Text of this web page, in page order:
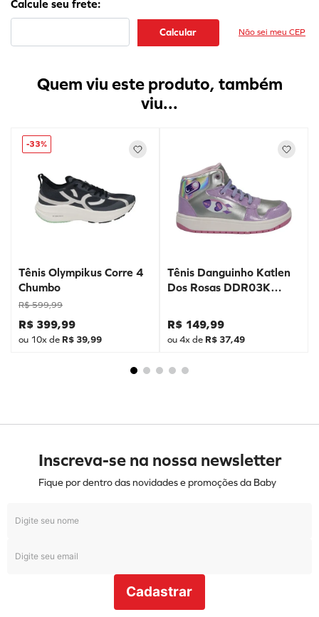
Não sei meu CEP
Quem viu este produto, também
viu...
-33%
Tênis Olympikus Corre 4
Chumbo
R$ 599,99
R$ 399,99
ou 10x de R$ 39,99
Tênis Danguinho Katlen
Dos Rosas DDR03K
R$ 149,99
ou4x de R$ 37,49
Inscreva-se na nossa newsletter
Fique por dentro das novidades e promoções da Baby
Cadastrar